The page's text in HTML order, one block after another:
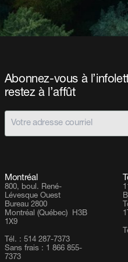
Abonnez-vous à
restez à l’affût
Montréal
800, boul. René-
Lévesque Ouest
Bureau 2800
Montréal (Québec) H3B
1X9
Tél. : 514 287-7373
Sans frais : 1 866 855-
7373